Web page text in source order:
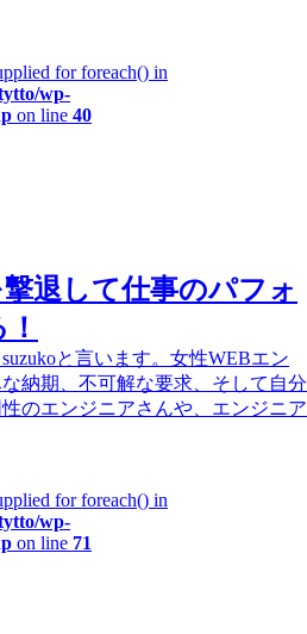
for foreach() in
wp-
on line 40
撃退して仕事のパフォ
と言います。女性WEBエン
納期、不可解な要求、そして自分
のエンジニアさんや、エンジニア
for foreach() in
wp-
on line 71